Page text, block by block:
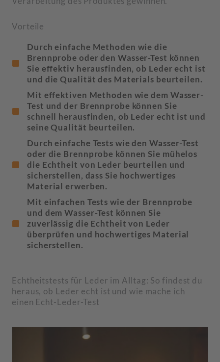
Vorteile
Durch einfache Methoden wie die
Brennprobe oder den Wasser-Test können
Sie effektiv herausfinden, ob Leder echt ist
und die Qualität des Materials beurteilen.
Mit effektiven Methoden wie dem Wasser-
Test und der Brennprobe können Sie
schnell herausfinden, ob Leder echt ist und
seine Qualität beurteilen.
Durch einfache Tests wie den Wasser-Test
oder die Brennprobe können Sie mühelos
die Echtheit von Leder beurteilen und
sicherstellen, dass Sie hochwertiges
Material erwerben.
Mit einfachen Tests wie der Brennprobe
und dem Wasser-Test können Sie
zuverlässig die Echtheit von Leder
überprüfen und hochwertiges Material
sicherstellen.
Echtheitstests für Leder im Alltag: So findest du
heraus, ob Leder echt ist und wie mache ich
einen Echt-Leder-Test